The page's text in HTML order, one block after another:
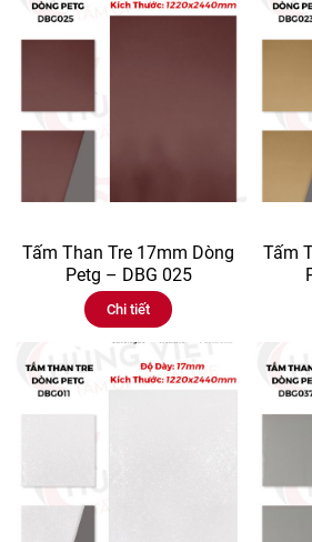
Tấm Than Tre 17mm Dòng
Petg – DBG 025
Chi tiết
Tấm